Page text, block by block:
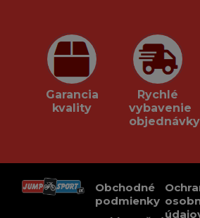
Garancia
kvality
Rychlé
vybavenie
objednávky
Obchodné
podmienky